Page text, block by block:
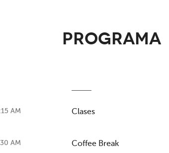
Programa
AM Clases
AM Coffee Break